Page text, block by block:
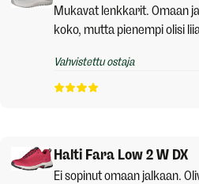
Mukavat lenkkarit. Omaan
koko, mutta pienempi olisi
Vahvistettu ostaja
Halti Fara Low 2 W DX
Ei sopinut omaan jalkaan.